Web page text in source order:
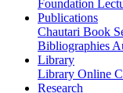
Foundation
Publications
Chautari Book
Bibliographies
Library
Library Online
Research